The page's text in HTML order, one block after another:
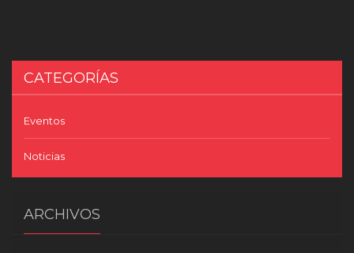
CATEGORÍAS
Eventos
Noticias
ARCHIVOS